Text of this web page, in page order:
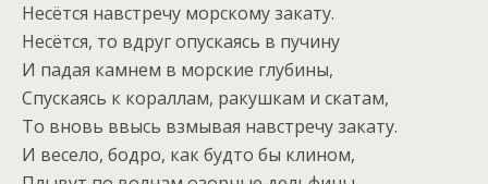
Несётся навстречу морскому закату.
Несётся, то вдруг опускаясь в пучину
И падая камнем в морские глубины,
Спускаясь к кораллам, ракушкам и скатам,
То вновь ввысь взмывая навстречу закату.
И весело, бодро, как будто бы клином,